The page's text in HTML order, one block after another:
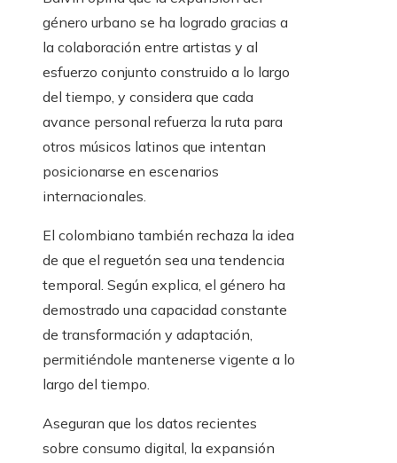
género urbano se ha logrado gracias a
la colaboración entre artistas y al
esfuerzo conjunto construido a lo largo
del tiempo, y considera que cada
avance personal refuerza la ruta para
otros músicos latinos que intentan
posicionarse en escenarios
internacionales.
El colombiano también rechaza la idea
de que el reguetón sea una tendencia
temporal. Según explica, el género ha
demostrado una capacidad constante
de transformación y adaptación,
permitiéndole mantenerse vigente a lo
largo del tiempo.
Aseguran que los datos recientes
sobre consumo digital, la expansión